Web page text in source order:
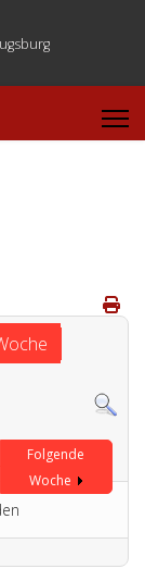
Folgende
Woche